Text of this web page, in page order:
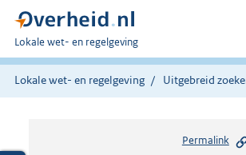
U
bent
hier:
Lokale wet- en regelgeving
Lokale wet- en regelgeving Uitgebreid
Permalink